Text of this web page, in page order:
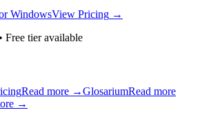
WindowsView Pricing →
Free tier available
Read more →GlosariumRead more
→